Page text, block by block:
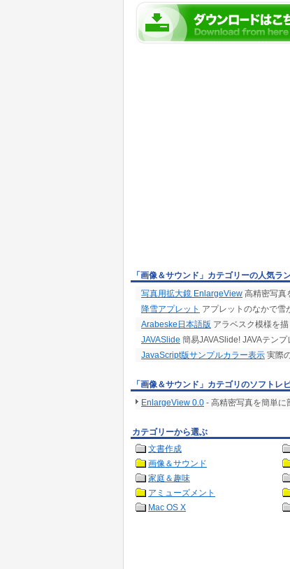
「画像＆サウンド」カテゴリーの人気ラ
写真用拡大鏡 EnlargeView 高精密写真
降雪アプレット アプレットのなかで雪
Arabeske日本語版 アラベスク模様を
JAVASlide 簡易JAVASlide! JAVAテン
JavaScript版サンプルカラー表示 実際
「画像＆サウンド」カテゴリのソフトレ
EnlargeView 0.0 - 高精密写真を簡単に
カテゴリーから選ぶ
文書作成
画像＆サウンド
家庭＆趣味
アミューズメント
Mac OS X